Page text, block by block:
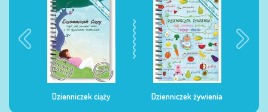
Dzienniczek ciąży Dzienniczek żywienia